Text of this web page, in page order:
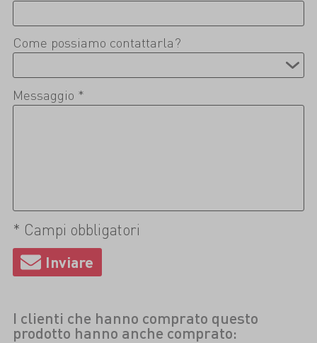
Come possiamo contattarla?
Messaggio *
* Campi obbligatori
I clienti che hanno comprato questo
prodotto hanno anche comprato: